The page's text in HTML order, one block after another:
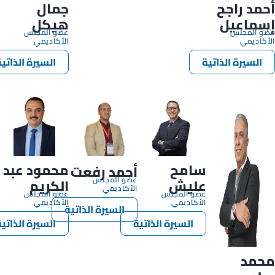
أحمد راجح
إسماعيل
عضو المجلس
الأكاديمي
السيرة الذاتية
جمال
هيكل
عضو المجلس
الأكاديمي
السيرة
محمد
سامح
عليش
عضو المجلس
الأكاديمي
السيرة الذاتية
أحمد رفعت
عضو المجلس
الأكاديمي
السيرة الذاتية
محمود عبد
الكريم
عضو المجلس
الأكاديمي
السيرة